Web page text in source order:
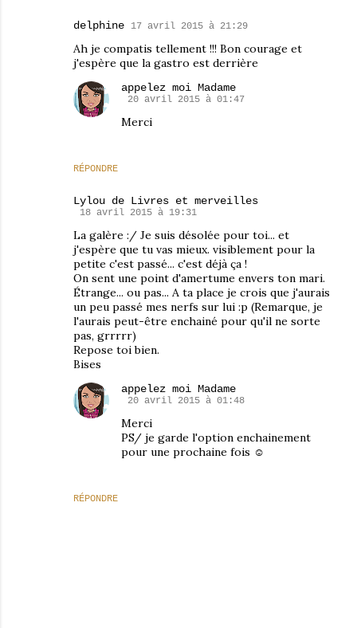
delphine 17 avril 2015 à 21:29
Ah je compatis tellement !!! Bon courage et
j'espère que la gastro est derrière
RÉPONDRE
appelez moi Madame
20 avril 2015 à 01:47
Merci
Lylou de Livres et merveilles
18 avril 2015 à 19:31
La galère :/ Je suis désolée pour toi... et
j'espère que tu vas mieux. visiblement pour la
petite c'est passé... c'est déjà ça !
On sent une point d'amertume envers ton mari.
Étrange... ou pas... A ta place je crois que j'aurais
un peu passé mes nerfs sur lui :p (Remarque, je
l'aurais peut-être enchainé pour qu'il ne sorte
pas, grrrrr)
Repose toi bien.
Bises
RÉPONDRE
appelez moi Madame
20 avril 2015 à 01:48
Merci
PS/ je garde l'option enchainement
pour une prochaine fois ☺